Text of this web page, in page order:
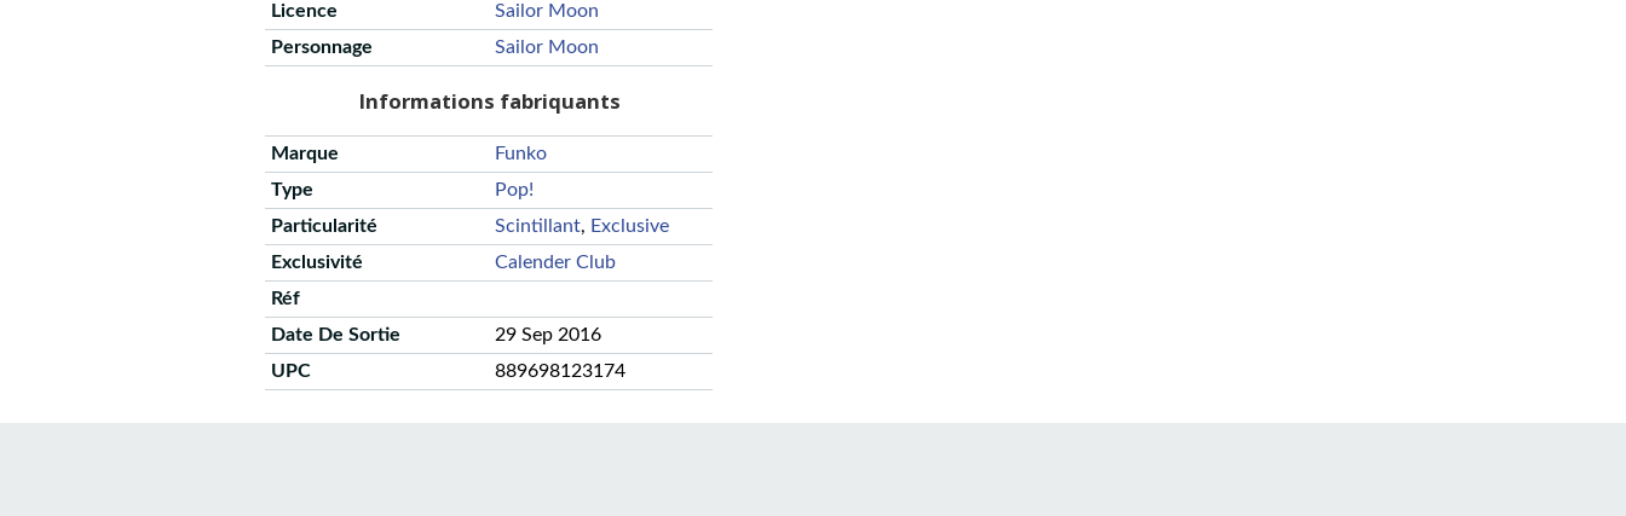
Licence
Sailor Moon
Personnage
Sailor Moon
Informations fabriquants
Marque
Funko
Type
Pop!
Particularité
Scintillant, Exclusive
Exclusivité
Calender Club
Réf
Date De Sortie
29 Sep 2016
UPC
889698123174